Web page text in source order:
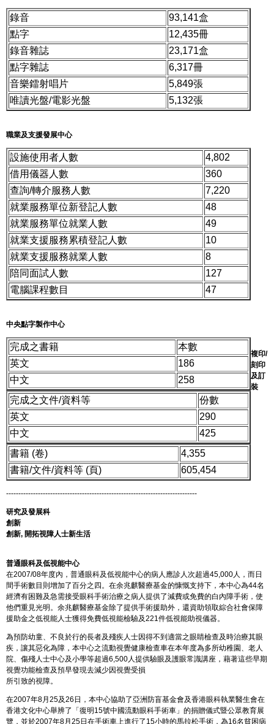
錄音
93,141盒
點字
12,435冊
錄音雜誌
23,171盒
點字雜誌
6,317冊
音樂鐳射唱片
5,849張
唯讀光盤/電影光盤
5,132張
職業及支援發展中心
設施使用者人數
4,802
借用儀器人數
360
查詢/轉介服務人數
7,220
就業服務單位新登記人數
48
就業服務單位就業人數
49
就業支援服務累積登記人數
10
就業支援服務就業人數
8
陪同面試人數
127
電腦課程數目
47
中央點字製作中心
完成之書籍
本數
英文
186
中文
258
完成之文件/資料等
份數
英文
290
中文
425
複印/
刻印
及訂
裝
書籍 (卷)
4,355
書籍/文件/資料等 (頁)
605,454
------------------------------------------------------------------------------
研究及發展科
創新
創新, 開拓視障人士新生活
普通眼科及低視能中心
在2007/08年度內，普通眼科及低視能中心的病人應診人次超過45,000人，而日
間手術數目則增加了百分之四。在余兆麒醫療基金的慷慨支持下，本中心為44名
經濟有困難及急需接受眼科手術治療之病人提供了減費或免費的白內障手術，使
他們重見光明。余兆麒醫療基金除了提供手術援助外，還資助領取綜合社會保障
援助金之低視能人士獲得免費低視能檢驗及221件低視能助視儀器。
為預防幼童、不良於行的長者及殘疾人士因得不到適當之眼睛檢查及時治療其眼
疾，讓其惡化為障，本中心之流動視覺健康檢查車在本年度為多所幼稚園、老人
院、傷殘人士中心及小學等超過6,500人提供驗眼及護眼常識講座，藉著這些早期
視覺功能檢查及預早發現去減少因視覺受損
所引致的視障。
在2007年8月25及26日，本中心協助了亞洲防盲基金會及香港眼科執業醫生會在
香港文化中心舉辨了「復明15號中國流動眼科手術車」的捐贈儀式暨公眾教育展
覽，並於2007年8月25日在手術車上進行了15小時的馬拉松手術，為16名貧困病